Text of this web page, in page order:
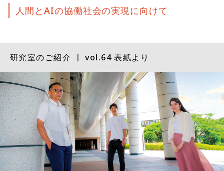
人間とAIの協働社会の実現に向けて
研究室のご紹介 〡 vol.64 表紙より